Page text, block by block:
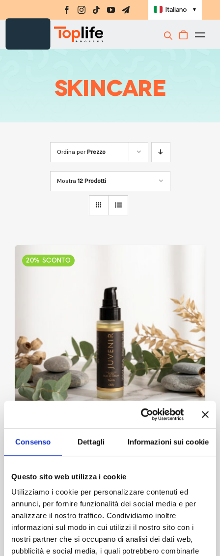
Consenso Dettagli Informazioni sui cookie
Questo sito web utilizza i cookie
Utilizziamo i cookie per personalizzare contenuti ed
annunci, per fornire funzionalità dei social media e per
analizzare il nostro traffico. Condividiamo inoltre
informazioni sul modo in cui utilizzi il nostro sito con i
nostri partner che si occupano di analisi dei dati web,
pubblicità e social media, i quali potrebbero combinarle
al
Italiano ▼
Skincare
Ordina perPrezzo
Mostra 12 Prodotti
20% SCONTO
€69,00 €55,20
- + Aggiungi al carrello